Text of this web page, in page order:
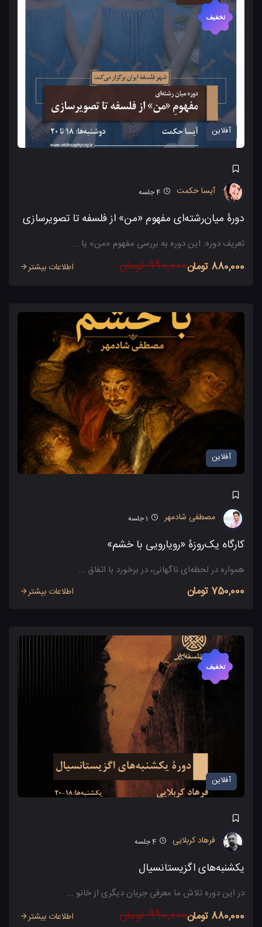
تخفیف
آفلاین
آیسا حکمت 4جلسه
دورۀ میان‌رشته‌ای مفهوم «من» از فلسفه تا تصویرسازی
تعریف دوره: این دوره به بررسی مفهوم «من» یا ...
880,000 تومان 990,000 تومان اطلاعات بیشتر
آفلاین
مصطفی شادمهر 1جلسه
کارگاه یک‌روزۀ «رویارویی با خشم»
همواره در لحظه‌ای ناگهانی، در برخورد با اتفاق ...
750,000 تومان اطلاعات بیشتر
تخفیف
آفلاین
فرهاد کربلایی 4جلسه
یکشنبه‌های اگزیستانسیال
در این دوره تلاش ما معرفی جریان دیگری از خانو ...
880,000 تومان 990,000 تومان اطلاعات بیشتر